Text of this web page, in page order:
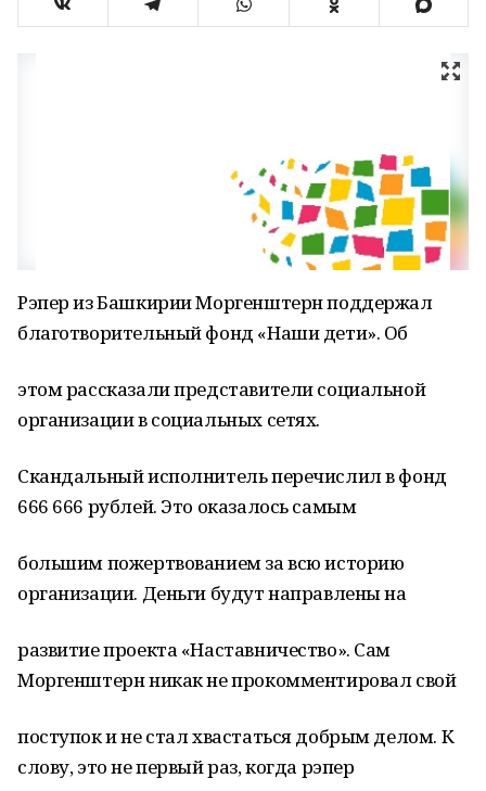
Рэпер из Башкирии Моргенштерн поддержал
благотворительный фонд «Наши дети». Об
этом рассказали представители социальной
организации в социальных сетях.
Скандальный исполнитель перечислил в фонд
666 666 рублей. Это оказалось самым
большим пожертвованием за всю историю
организации. Деньги будут направлены на
развитие проекта «Наставничество». Сам
Моргенштерн никак не прокомментировал свой
поступок и не стал хвастаться добрым делом. К
слову, это не первый раз, когда рэпер